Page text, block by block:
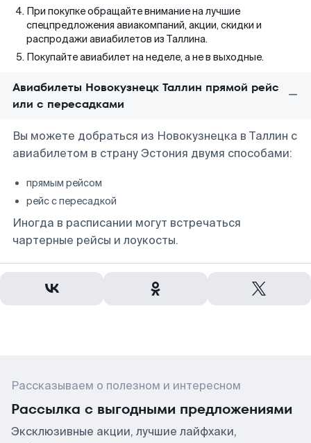
При покупке обращайте внимание на лучшие
спецпредложения авиакомпаний, акции, скидки и
распродажи авиабилетов из Таллина.
Покупайте авиабилет на неделе, а не в выходные.
Авиабилеты Новокузнецк Таллин прямой рейс
или с пересадками
Вы можете добраться из Новокузнецка в Таллин с
авиабилетом в страну Эстония двумя способами:
прямым рейсом
рейс с пересадкой
Иногда в расписании могут встречаться
чартерные рейсы и лоукосты.
Рассказываем о полезном и интересном
Рассылка с выгодными предложениями
Эксклюзивные акции, лучшие лайфхаки,